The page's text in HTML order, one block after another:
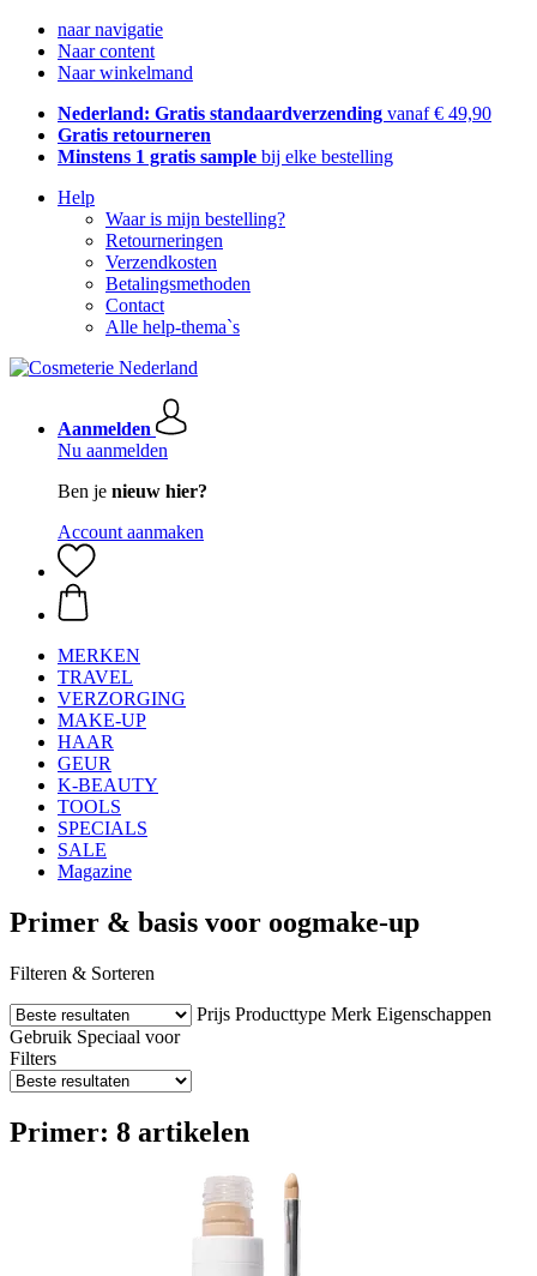
naar navigatie
Naar content
Naar winkelmand
Nederland: Gratis standaardverzending vanaf € 49,90
Gratis retourneren
Minstens 1 gratis sample bij elke bestelling
Help
Waar is mijn bestelling?
Retourneringen
Verzendkosten
Betalingsmethoden
Contact
Alle help-thema`s
Aanmelden
Nu aanmelden
Ben je nieuw hier?
Account aanmaken
MERKEN
TRAVEL
VERZORGING
MAKE-UP
HAAR
GEUR
K-BEAUTY
TOOLS
SPECIALS
SALE
Magazine
Primer & basis voor oogmake-up
Filteren & Sorteren
Prijs Producttype Merk Eigenschappen
Gebruik Speciaal voor
Filters
Primer: 8 artikelen